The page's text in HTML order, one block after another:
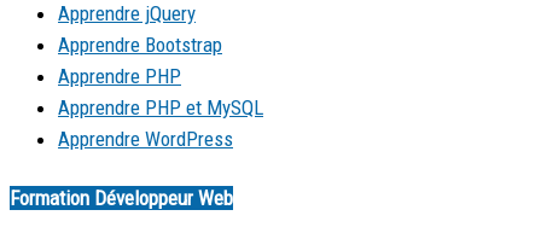
Apprendre jQuery
Apprendre Bootstrap
Apprendre PHP
Apprendre PHP et MySQL
Apprendre WordPress
Formation Développeur Web